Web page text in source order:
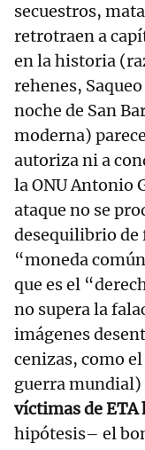
secuestros,
retrotraen a
en la historia
rehenes,
noche de San
moderna)
autoriza ni a
la ONU Antonio
ataque no se
desequilibrio de
“moneda
que es el
no supera la
imágenes
cenizas, como
guerra mundial)
víctimas de
hipótesis– el